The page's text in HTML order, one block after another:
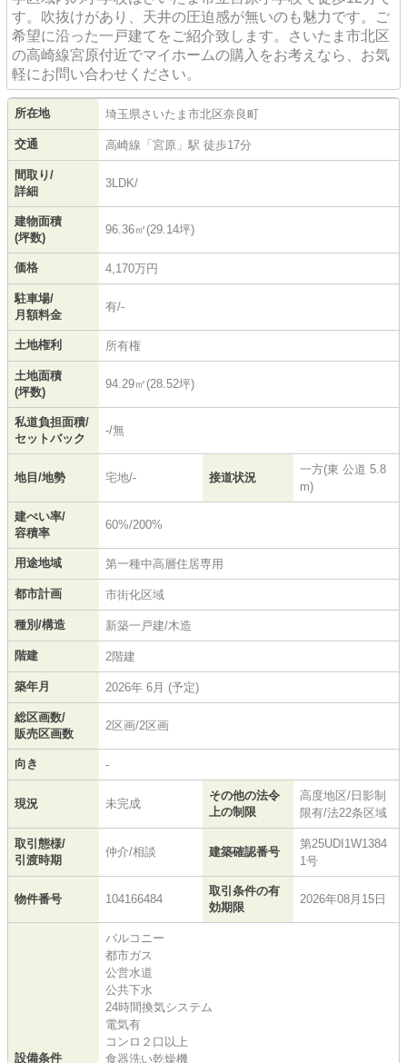
す。吹抜けがあり、天井の圧迫感が無いのも魅力です。ご
希望に沿った一戸建てをご紹介致します。さいたま市北区
の高崎線宮原付近でマイホームの購入をお考えなら、お気
軽にお問い合わせください。
所在地 埼玉県さいたま市北区奈良町
交通 高崎線 「 宮原 」駅 徒歩17分
間取り/
詳細
3LDK/
建物面積
(坪数)
96.36㎡(29.14坪)
価格 4,170万円
駐車場/
月額料金
有/-
土地権利 所有権
土地面積
(坪数)
94.29㎡(28.52坪)
私道負担面積/
セットバック
-/無
地目/地勢 宅地/- 接道状況
一方(東 公道 5.8
m)
建ぺい率/
容積率
60%/200%
用途地域 第一種中高層住居専用
都市計画 市街化区域
種別/構造 新築一戸建/木造
階建 2階建
築年月 2026年 6月 (予定)
総区画数/
販売区画数
2区画/2区画
向き -
現況 未完成
その他の法令
上の制限
高度地区/日影制
限有/法22条区域
取引態様/
引渡時期
仲介/相談 建築確認番号
第25UDI1W1384
1号
物件番号 104166484
取引条件の有
効期限
2026年08月15日
設備条件
バルコニー
都市ガス
公営水道
公共下水
24時間換気システム
電気有
コンロ２口以上
食器洗い乾燥機